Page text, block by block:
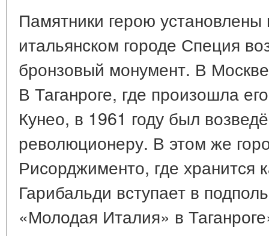
Памятники герою
итальянском городе Специя
бронзовый монумент. В
В Таганроге, где произошла
Кунео, в 1961 году был
революционеру. В этом же
Рисорджименто, где хранится
Гарибальди вступает в
«Молодая Италия» в